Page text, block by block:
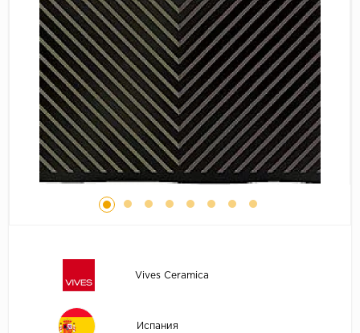
Vives Ceramica
Испания